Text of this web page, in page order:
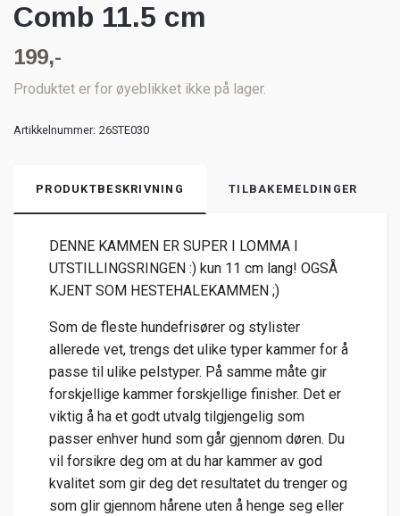
Comb 11.5 cm
199,-
Produktet er for øyeblikket ikke på lager.
Artikkelnummer: 26STE030
PRODUKTBESKRIVNING TILBAKEMELDINGER
DENNE KAMMEN ER SUPER I LOMMA I
UTSTILLINGSRINGEN :) kun 11 cm lang! OGSÅ
KJENT SOM HESTEHALEKAMMEN ;)
Som de fleste hundefrisører og stylister
allerede vet, trengs det ulike typer kammer for å
passe til ulike pelstyper. På samme måte gir
forskjellige kammer forskjellige finisher. Det er
viktig å ha et godt utvalg tilgjengelig som
passer enhver hund som går gjennom døren. Du
vil forsikre deg om at du har kammer av god
kvalitet som gir deg det resultatet du trenger og
som glir gjennom hårene uten å henge seg eller